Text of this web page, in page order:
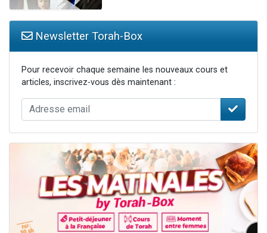
Newsletter Torah-Box
Pour recevoir chaque semaine les nouveaux cours et
articles, inscrivez-vous dès maintenant :